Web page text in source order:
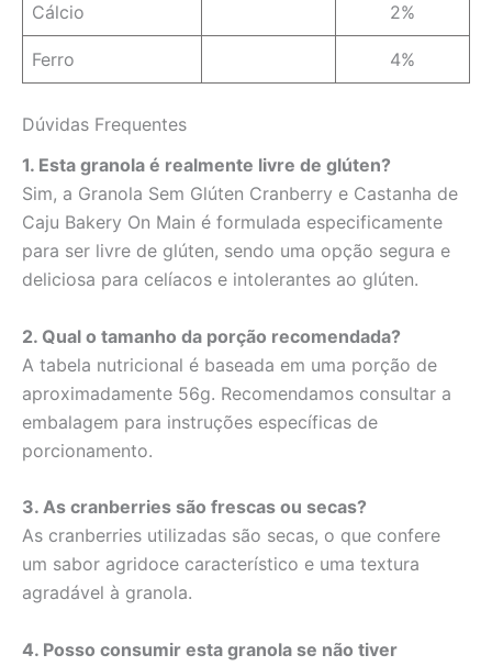
Cálcio 2%
Ferro 4%
Dúvidas Frequentes
1. Esta granola é realmente livre de glúten?
Sim, a Granola Sem Glúten Cranberry e Castanha de
Caju Bakery On Main é formulada especificamente
para ser livre de glúten, sendo uma opção segura e
deliciosa para celíacos e intolerantes ao glúten.
2. Qual o tamanho da porção recomendada?
A tabela nutricional é baseada em uma porção de
aproximadamente 56g. Recomendamos consultar a
embalagem para instruções específicas de
porcionamento.
3. As cranberries são frescas ou secas?
As cranberries utilizadas são secas, o que confere
um sabor agridoce característico e uma textura
agradável à granola.
4. Posso consumir esta granola se não tiver